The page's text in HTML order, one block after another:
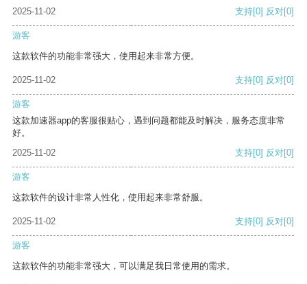
2025-11-02
支持[0] 反对[0]
游客
这款软件的功能非常强大，使用起来非常方便。
2025-11-02 支持[0] 反对[0]
游客
这款加速器app的客服很贴心，遇到问题都能及时解决，服务态度非常
好。
2025-11-02
支持[0] 反对[0]
游客
这款软件的设计非常人性化，使用起来非常舒服。
2025-11-02 支持[0] 反对[0]
游客
这款软件的功能非常强大，可以满足我日常使用的需求。